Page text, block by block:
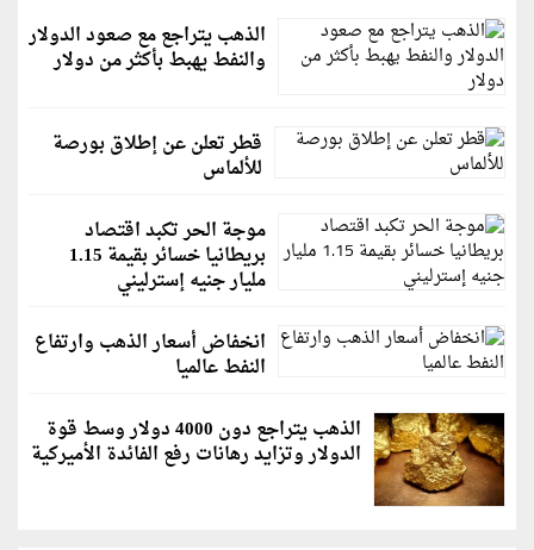
الذهب يتراجع مع صعود الدولار
والنفط يهبط بأكثر من دولار
قطر تعلن عن إطلاق بورصة
للألماس
موجة الحر تكبد اقتصاد
بريطانيا خسائر بقيمة 1.15
مليار جنيه إسترليني
انخفاض أسعار الذهب وارتفاع
النفط عالميا
الذهب يتراجع دون 4000 دولار وسط قوة
الدولار وتزايد رهانات رفع الفائدة الأميركية